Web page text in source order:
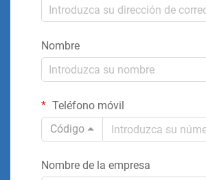
Nombre
Teléfono móvil
Código
Nombre de la empresa